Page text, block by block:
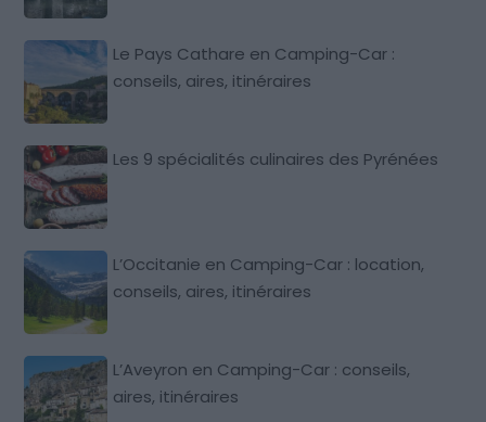
Le Pays Cathare en Camping-Car :
conseils, aires, itinéraires
Les 9 spécialités culinaires des Pyrénées
L’Occitanie en Camping-Car : location,
conseils, aires, itinéraires
L’Aveyron en Camping-Car : conseils,
aires, itinéraires